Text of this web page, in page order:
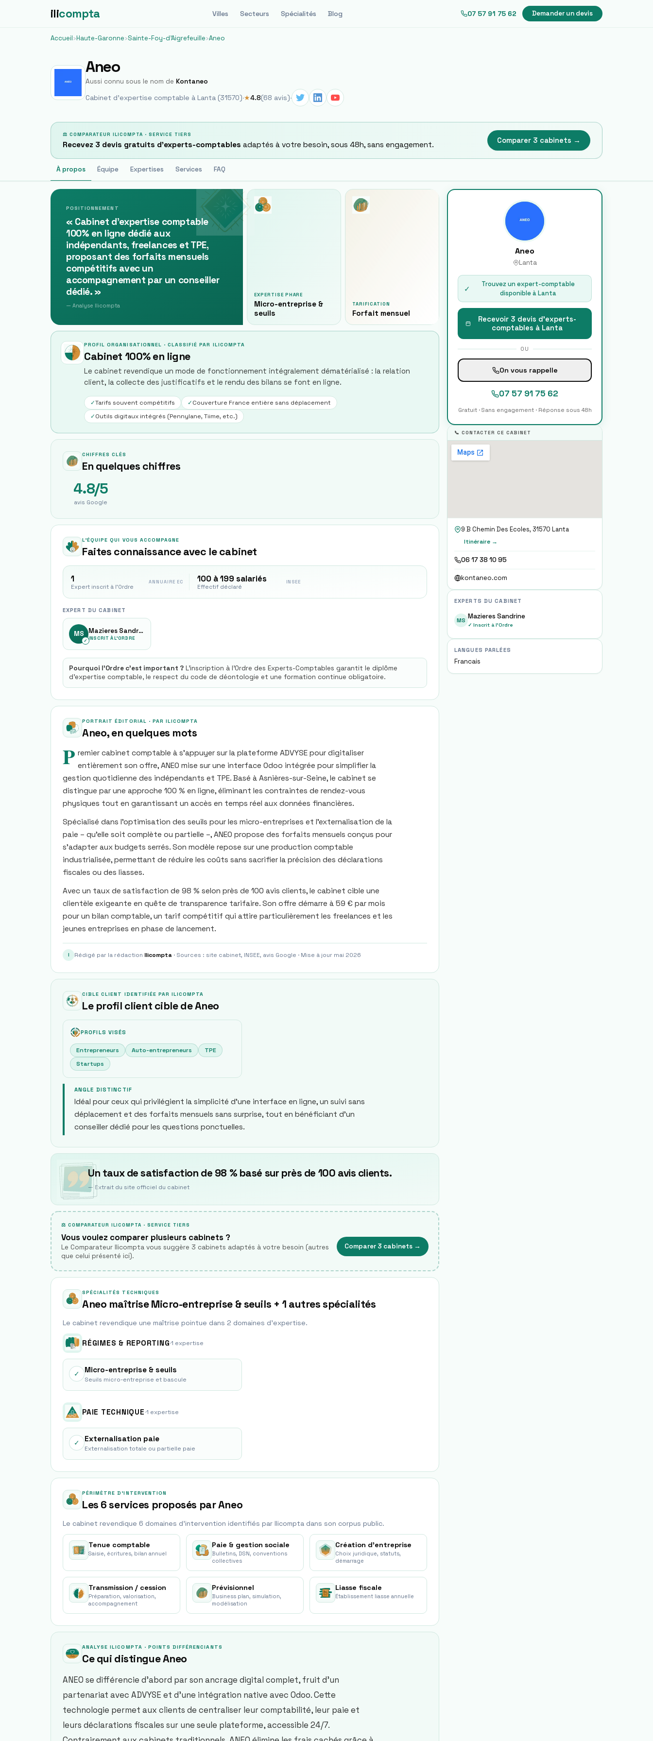
ilicompta Villes Secteurs Spécialités Blog 07 57 91 75 62 Demander un devis
Accueil›Haute-Garonne›Sainte-Foy-d'Aigrefeuille›Aneo
Aneo
Aussi connu sous le nom de Kontaneo
Cabinet d'expertise comptable à Lanta (31570)·★4.8(68 avis)·
⚖ COMPARATEUR ILICOMPTA · SERVICE TIERS
Recevez 3 devis gratuits d'experts-comptables adaptés à votre besoin, sous 48h, sans engagement. Comparer 3 cabinets →
À propos Équipe Expertises Services FAQ
POSITIONNEMENT
« Cabinet d'expertise comptable
100% en ligne dédié aux
indépendants, freelances et TPE,
proposant des forfaits mensuels
compétitifs avec un
accompagnement par un conseiller
dédié.»
— Analyse Ilicompta
EXPERTISE PHARE
Micro-entreprise &
seuils
TARIFICATION
Forfait mensuel
PROFIL ORGANISATIONNEL · CLASSIFIÉ PAR ILICOMPTA
Cabinet 100% en ligne
Le cabinet revendique un mode de fonctionnement intégralement dématérialisé : la relation
client, la collecte des justificatifs et le rendu des bilans se font en ligne.
✓Tarifs souvent compétitifs ✓Couverture France entière sans déplacement
✓Outils digitaux intégrés (Pennylane, Tiime, etc.)
CHIFFRES CLÉS
En quelques chiffres
4.8/5
avis Google
L'ÉQUIPE QUI VOUS ACCOMPAGNE
Faites connaissance avec le cabinet
1
Expert inscrit à l'Ordre
ANNUAIRE EC 100 à 199 salariés
Effectif déclaré
INSEE
EXPERT DU CABINET
MS
✓
Mazieres Sandrine
INSCRIT À L'ORDRE
Pourquoi l'Ordre c'est important ? L'inscription à l'Ordre des Experts-Comptables garantit le diplôme
d'expertise comptable, le respect du code de déontologie et une formation continue obligatoire.
PORTRAIT ÉDITORIAL · PAR ILICOMPTA
Aneo, en quelques mots
P remier cabinet comptable à s’appuyer sur la plateforme ADVYSE pour digitaliser
entièrement son offre, ANEO mise sur une interface Odoo intégrée pour simplifier la
gestion quotidienne des indépendants et TPE. Basé à Asnières-sur-Seine, le cabinet se
distingue par une approche 100 % en ligne, éliminant les contraintes de rendez-vous
physiques tout en garantissant un accès en temps réel aux données financières.
Spécialisé dans l’optimisation des seuils pour les micro-entreprises et l’externalisation de la
paie – qu’elle soit complète ou partielle –, ANEO propose des forfaits mensuels conçus pour
s’adapter aux budgets serrés. Son modèle repose sur une production comptable
industrialisée, permettant de réduire les coûts sans sacrifier la précision des déclarations
fiscales ou des liasses.
Avec un taux de satisfaction de 98 % selon près de 100 avis clients, le cabinet cible une
clientèle exigeante en quête de transparence tarifaire. Son offre démarre à 59 € par mois
pour un bilan comptable, un tarif compétitif qui attire particulièrement les freelances et les
jeunes entreprises en phase de lancement.
I Rédigé par la rédaction Ilicompta · Sources : site cabinet, INSEE, avis Google · Mise à jour mai 2026
CIBLE CLIENT IDENTIFIÉE PAR ILICOMPTA
Le profil client cible de Aneo
PROFILS VISÉS
Entrepreneurs Auto-entrepreneurs
TPE
Startups
ANGLE DISTINCTIF
Idéal pour ceux qui privilégient la simplicité d’une interface en ligne, un suivi sans
déplacement et des forfaits mensuels sans surprise, tout en bénéficiant d’un
conseiller dédié pour les questions ponctuelles.
Un taux de satisfaction de 98 % basé sur près de 100 avis clients.
— Extrait du site officiel du cabinet
⚖ COMPARATEUR ILICOMPTA · SERVICE TIERS
Vous voulez comparer plusieurs cabinets ?
Le Comparateur Ilicompta vous suggère 3 cabinets adaptés à votre besoin (autres
que celui présenté ici).
Comparer 3 cabinets →
SPÉCIALITÉS TECHNIQUES
Aneo maîtrise Micro-entreprise & seuils + 1 autres spécialités
Le cabinet revendique une maîtrise pointue dans 2 domaines d'expertise.
RÉGIMES & REPORTING·1 expertise
✓ Micro-entreprise & seuils
Seuils micro-entreprise et bascule
PAIE TECHNIQUE·1 expertise
✓ Externalisation paie
Externalisation totale ou partielle paie
PÉRIMÈTRE D'INTERVENTION
Les 6 services proposés par Aneo
Le cabinet revendique 6 domaines d'intervention identifiés par Ilicompta dans son corpus public.
Tenue comptable
Saisie, écritures, bilan annuel
Paie & gestion sociale
Bulletins, DSN, conventions
collectives
Création d'entreprise
Choix juridique, statuts,
démarrage
Transmission / cession
Préparation, valorisation,
accompagnement
Prévisionnel
Business plan, simulation,
modélisation
Liasse fiscale
Établissement liasse annuelle
ANALYSE ILICOMPTA · POINTS DIFFÉRENCIANTS
Ce qui distingueAneo
ANEO se différencie d’abord par son ancrage digital complet, fruit d’un
partenariat avec ADVYSE et d’une intégration native avec Odoo. Cette
technologie permet aux clients de centraliser leur comptabilité, leur paie et
leurs déclarations fiscales sur une seule plateforme, accessible 24/7.
Aneo
Lanta
✓
Trouvez un expert-comptable
disponible àLanta
Recevoir 3 devis d'experts-
comptables à Lanta
OU
On vous rappelle
07 57 91 75 62
Gratuit · Sans engagement · Réponse sous 48h
📞 CONTACTER CE CABINET
9 B Chemin Des Ecoles, 31570 Lanta
Itinéraire →
06 17 38 10 95
kontaneo.com
EXPERTS DU CABINET
MS Mazieres Sandrine
✓ Inscrit à l'Ordre
LANGUES PARLÉES
Francais